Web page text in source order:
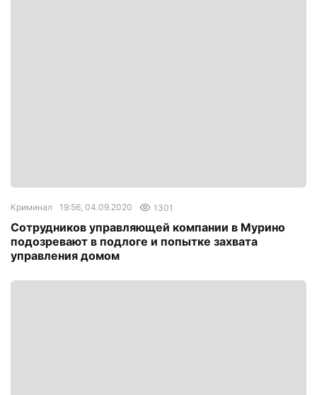
Криминал 19:56, 04.09.2020 1301
Сотрудников управляющей компании в Мурино
подозревают в подлоге и попытке захвата
управления домом